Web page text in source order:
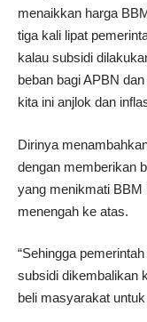
menaikkan harga
tiga kali lipat
kalau subsidi
beban bagi APBN
kita ini anjlok dan
Dirinya
dengan memberikan
yang menikmati BBM
menengah ke atas.
“Sehingga
subsidi dikembalikan
beli masyarakat